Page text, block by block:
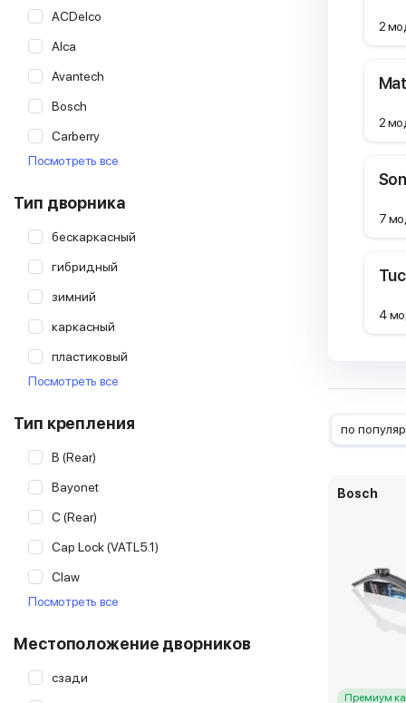
ACDelco
Alca
Avantech
Bosch
Carberry
Champion
Masuma
Osawa
RoadRunner
SWF
Trico
Valeo
Посмотреть все
Тип дворника
бескаркасный
гибридный
зимний
каркасный
пластиковый
рессорный
Посмотреть все
Тип крепления
B (Rear)
Bayonet
C (Rear)
Cap Lock (VATL5.1)
Claw
Cover Lock (MBTL1.1)
Посмотреть все
Местоположение дворников
сзади
2
2
7
4
по
Bosch
Премиум